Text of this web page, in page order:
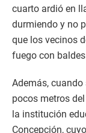
cuarto ardió en
durmiendo y no
que los vecinos
fuego con
Además, cuando
pocos metros
la institución
Concepción,